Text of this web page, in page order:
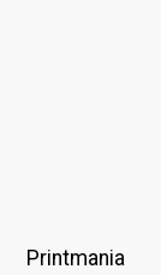
Printmania